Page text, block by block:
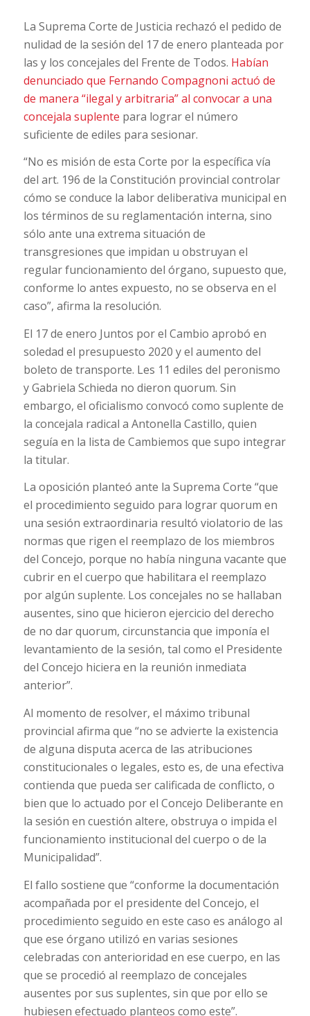
La Suprema Corte de Justicia rechazó el pedido de
nulidad de la sesión del 17 de enero planteada por
las y los concejales del Frente de Todos. Habían
denunciado que Fernando Compagnoni actuó de
de manera “ilegal y arbitraria” al convocar a una
concejala suplente para lograr el número
suficiente de ediles para sesionar.
“No es misión de esta Corte por la específica vía
del art. 196 de la Constitución provincial controlar
cómo se conduce la labor deliberativa municipal en
los términos de su reglamentación interna, sino
sólo ante una extrema situación de
transgresiones que impidan u obstruyan el
regular funcionamiento del órgano, supuesto que,
conforme lo antes expuesto, no se observa en el
caso”, afirma la resolución.
El 17 de enero Juntos por el Cambio aprobó en
soledad el presupuesto 2020 y el aumento del
boleto de transporte. Les 11 ediles del peronismo
y Gabriela Schieda no dieron quorum. Sin
embargo, el oficialismo convocó como suplente de
la concejala radical a Antonella Castillo, quien
seguía en la lista de Cambiemos que supo integrar
la titular.
La oposición planteó ante la Suprema Corte “que
el procedimiento seguido para lograr quorum en
una sesión extraordinaria resultó violatorio de las
normas que rigen el reemplazo de los miembros
del Concejo, porque no había ninguna vacante que
cubrir en el cuerpo que habilitara el reemplazo
por algún suplente. Los concejales no se hallaban
ausentes, sino que hicieron ejercicio del derecho
de no dar quorum, circunstancia que imponía el
levantamiento de la sesión, tal como el Presidente
del Concejo hiciera en la reunión inmediata
anterior”.
Al momento de resolver, el máximo tribunal
provincial afirma que “no se advierte la existencia
de alguna disputa acerca de las atribuciones
constitucionales o legales, esto es, de una efectiva
contienda que pueda ser calificada de conflicto, o
bien que lo actuado por el Concejo Deliberante en
la sesión en cuestión altere, obstruya o impida el
funcionamiento institucional del cuerpo o de la
Municipalidad”.
El fallo sostiene que “conforme la documentación
acompañada por el presidente del Concejo, el
procedimiento seguido en este caso es análogo al
que ese órgano utilizó en varias sesiones
celebradas con anterioridad en ese cuerpo, en las
que se procedió al reemplazo de concejales
ausentes por sus suplentes, sin que por ello se
hubiesen efectuado planteos como este”.